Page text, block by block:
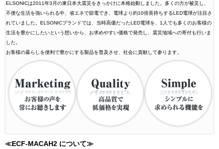
ELSONICは2011年3月の東日本大震災をきっかけに本格始動しました。多くの方が被災し、
不便な生活を強いられる中、省エネで節電でき、電球より約10倍長持ちするLED電球が注目さ
れていました。ELSONICブランドでは、当時高価だったLED電球を、1人でも多くのお客様の
生活を豊かにしたいという想いから、お求めやすい価格で発売し、震災地域への寄付も行いま
した。
お客様の暮らしを便利で豊かにする製品を普及させ、社会に貢献して参ります。
≪ECF-MACAH2 について≫